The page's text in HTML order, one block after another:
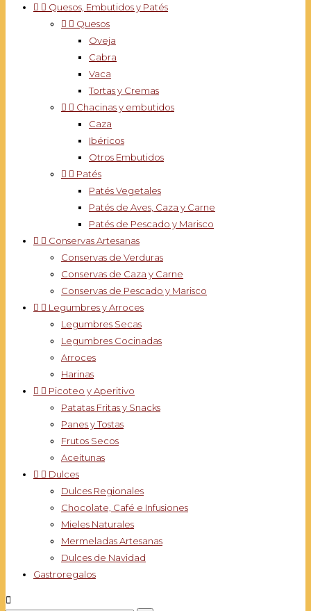
  Quesos, Embutidos y Patés
  Quesos
Oveja
Cabra
Vaca
Tortas y Cremas
  Chacinas y embutidos
Caza
Ibéricos
Otros Embutidos
  Patés
Patés Vegetales
Patés de Aves, Caza y Carne
Patés de Pescado y Marisco
  Conservas Artesanas
Conservas de Verduras
Conservas de Caza y Carne
Conservas de Pescado y Marisco
  Legumbres y Arroces
Legumbres Secas
Legumbres Cocinadas
Arroces
Harinas
  Picoteo y Aperitivo
Patatas Fritas y Snacks
Panes y Tostas
Frutos Secos
Aceitunas
  Dulces
Dulces Regionales
Chocolate, Café e Infusiones
Mieles Naturales
Mermeladas Artesanas
Dulces de Navidad
Gastroregalos
